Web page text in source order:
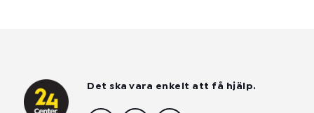
Det ska vara enkelt att få hjälp.